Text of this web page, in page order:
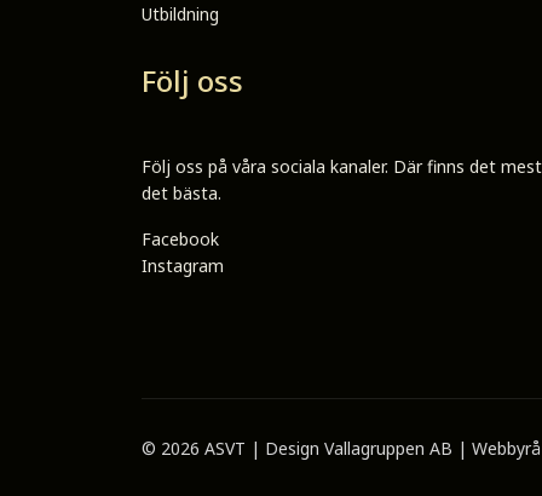
Utbildning
Följ oss
Följ oss på våra sociala kanaler. Där finns det
det bästa.
Facebook
Instagram
© 2026 ASVT | Design Vallagruppen AB | Webbyrå